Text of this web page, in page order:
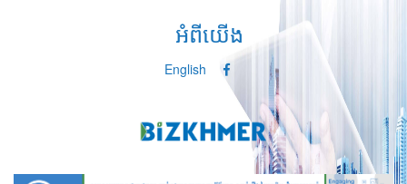
អំពីយើង
English